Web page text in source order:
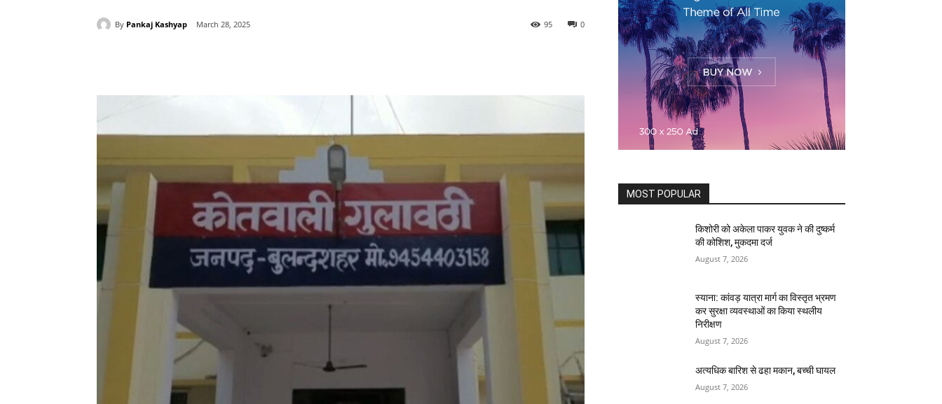
By Pankaj Kashyap March 28, 2025 0
95
MOST POPULAR
किशोरी को अकेला पाकर युवक ने की दुष्कर्म
की कोशिश, मुकदमा दर्ज
August 7, 2026
स्याना: कांवड़ यात्रा मार्ग का विस्तृत भ्रमण
कर सुरक्षा व्यवस्थाओं का किया स्थलीय
निरीक्षण
August 7, 2026
अत्यधिक बारिश से ढहा मकान, बच्ची घायल
August 7, 2026